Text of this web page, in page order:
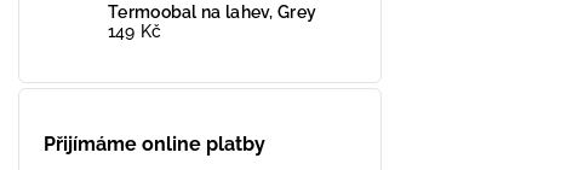
Termoobal na lahev, Grey
149 Kč
Přijímáme online platby